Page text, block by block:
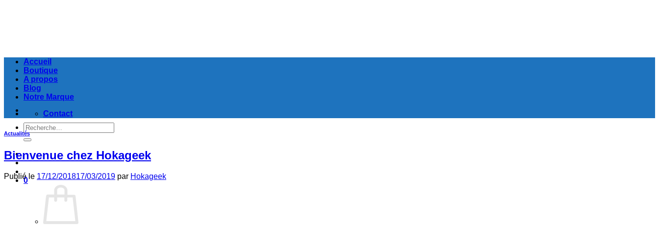
Recherche
pour :
0
Accueil
Boutique
A propos
Blog
Notre Marque
Contact
Actualités
Bienvenue chez Hokageek
Publié le 17/12/201817/03/2019 par Hokageek